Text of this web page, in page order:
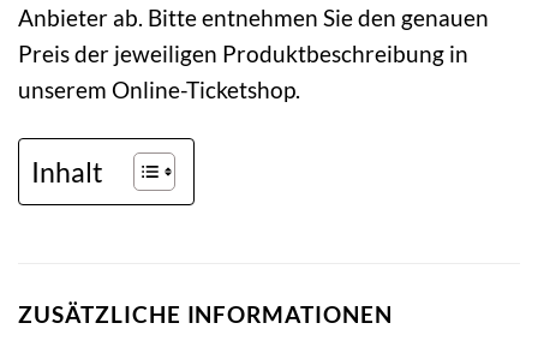
Anbieter ab. Bitte entnehmen Sie den genauen
Preis der jeweiligen Produktbeschreibung in
unserem Online-Ticketshop.
Inhalt
ZUSÄTZLICHE INFORMATIONEN